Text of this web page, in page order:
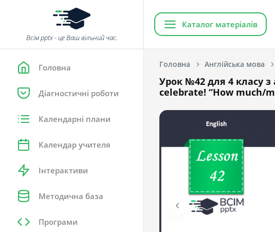
Всім pptx - це Ваш вільний час.
Головна
Діагностичні роботи
Календарні плани
Календар учителя
Інтерактиви
Методична база
Програми
Каталог матеріалів
Головна Англійська мова
Урок №42 для 4 класу з
celebrate! “How much/